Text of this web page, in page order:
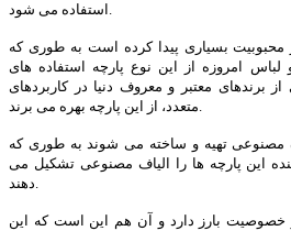
استفاده می شود.
محبوبیت بسیاری پیدا کرده است به طوری که
لباس امروزه از این نوع پارچه استفاده های
برندهای معتبر و معروف دنیا در کاربردهای
متعدد، از این پارچه بهره می برند.
مصنوعی تهیه و ساخته می شوند به طوری که
دهنده این پارچه ها را الیاف مصنوعی تشکیل می
دهند.
خصوصیت بارز دارد و آن هم این است که این